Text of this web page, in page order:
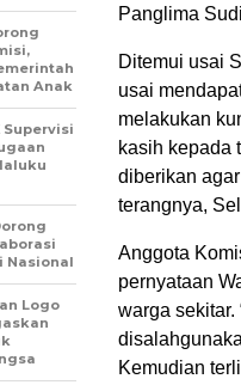
Panglima
Ditemui usai
usai
melakukan
kasih kepada
diberikan
terangnya,
Anggota
pernyataan
warga sekitar.
Kemudian
Anak
Supervisi
Nasional
Logo